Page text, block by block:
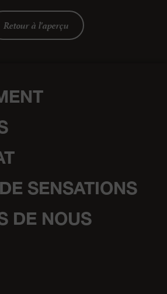
Retour à l'aperçu
SENSATIONS
DE NOUS